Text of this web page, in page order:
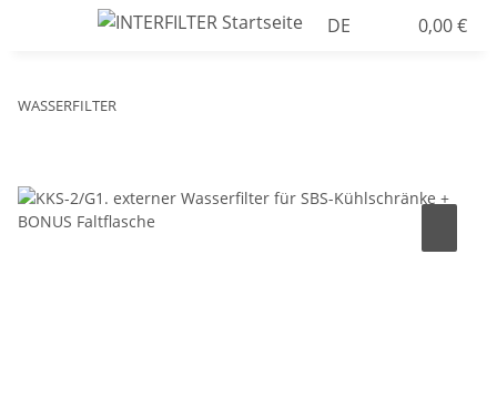
DE 0,00 €
WASSERFILTER